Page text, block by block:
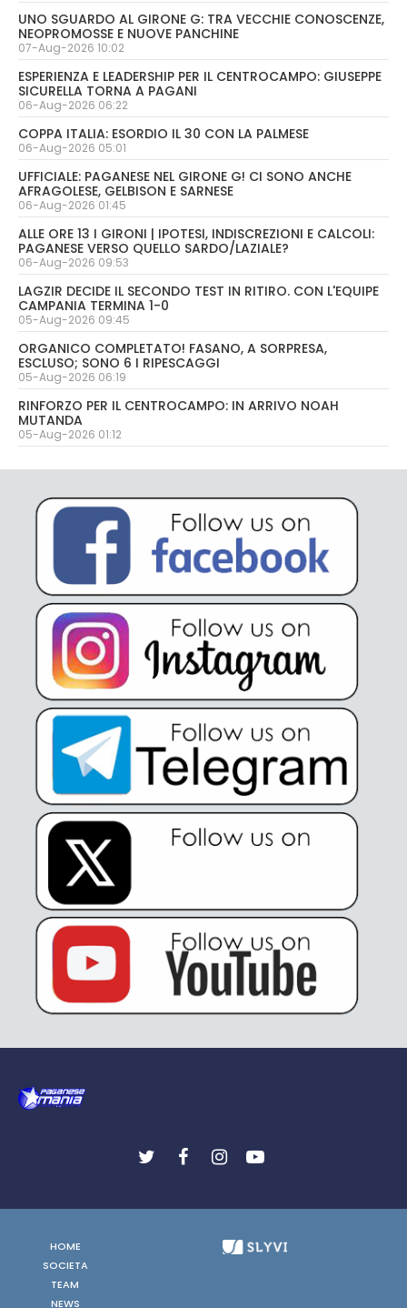
UNO SGUARDO AL GIRONE G: TRA VECCHIE CONOSCENZE,
NEOPROMOSSE E NUOVE PANCHINE
07-Aug-2026 10:02
ESPERIENZA E LEADERSHIP PER IL CENTROCAMPO: GIUSEPPE
SICURELLA TORNA A PAGANI
06-Aug-2026 06:22
COPPA ITALIA: ESORDIO IL 30 CON LA PALMESE
06-Aug-2026 05:01
UFFICIALE: PAGANESE NEL GIRONE G! CI SONO ANCHE
AFRAGOLESE, GELBISON E SARNESE
06-Aug-2026 01:45
ALLE ORE 13 I GIRONI | IPOTESI, INDISCREZIONI E CALCOLI:
PAGANESE VERSO QUELLO SARDO/LAZIALE?
06-Aug-2026 09:53
LAGZIR DECIDE IL SECONDO TEST IN RITIRO. CON L'EQUIPE
CAMPANIA TERMINA 1-0
05-Aug-2026 09:45
ORGANICO COMPLETATO! FASANO, A SORPRESA,
ESCLUSO; SONO 6 I RIPESCAGGI
05-Aug-2026 06:19
RINFORZO PER IL CENTROCAMPO: IN ARRIVO NOAH
MUTANDA
05-Aug-2026 01:12
HOME
SOCIETA
TEAM
NEWS